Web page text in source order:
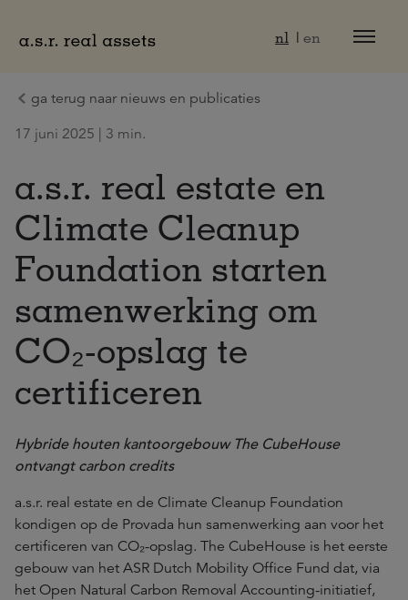
nl en
ga terug naar nieuws en publicaties
17 juni 2025 | 3 min.
a.s.r. real estate en
Climate Cleanup
Foundation starten
samenwerking om
CO₂-opslag te
certificeren
Hybride houten kantoorgebouw The CubeHouse
ontvangt carbon credits
a.s.r. real estate en de Climate Cleanup Foundation
kondigen op de Provada hun samenwerking aan voor het
certificeren van CO₂-opslag. The CubeHouse is het eerste
gebouw van het ASR Dutch Mobility Office Fund dat, via
het Open Natural Carbon Removal Accounting-initiatief,